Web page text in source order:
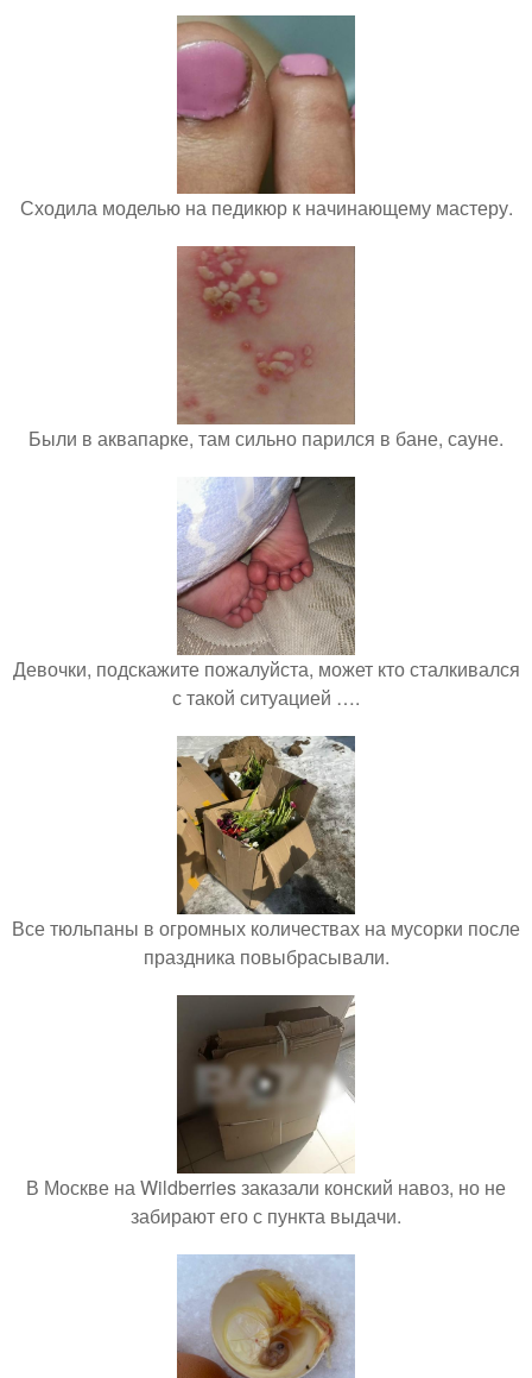
Сходила моделью на педикюр к начинающему мастеру.
Были в аквапарке, там сильно парился в бане, сауне.
Девочки, подскажите пожалуйста, может кто сталкивался
с такой ситуацией ….
Все тюльпаны в огромных количествах на мусорки после
праздника повыбрасывали.
В Москве на Wildberries заказали конский навоз, но не
забирают его с пункта выдачи.